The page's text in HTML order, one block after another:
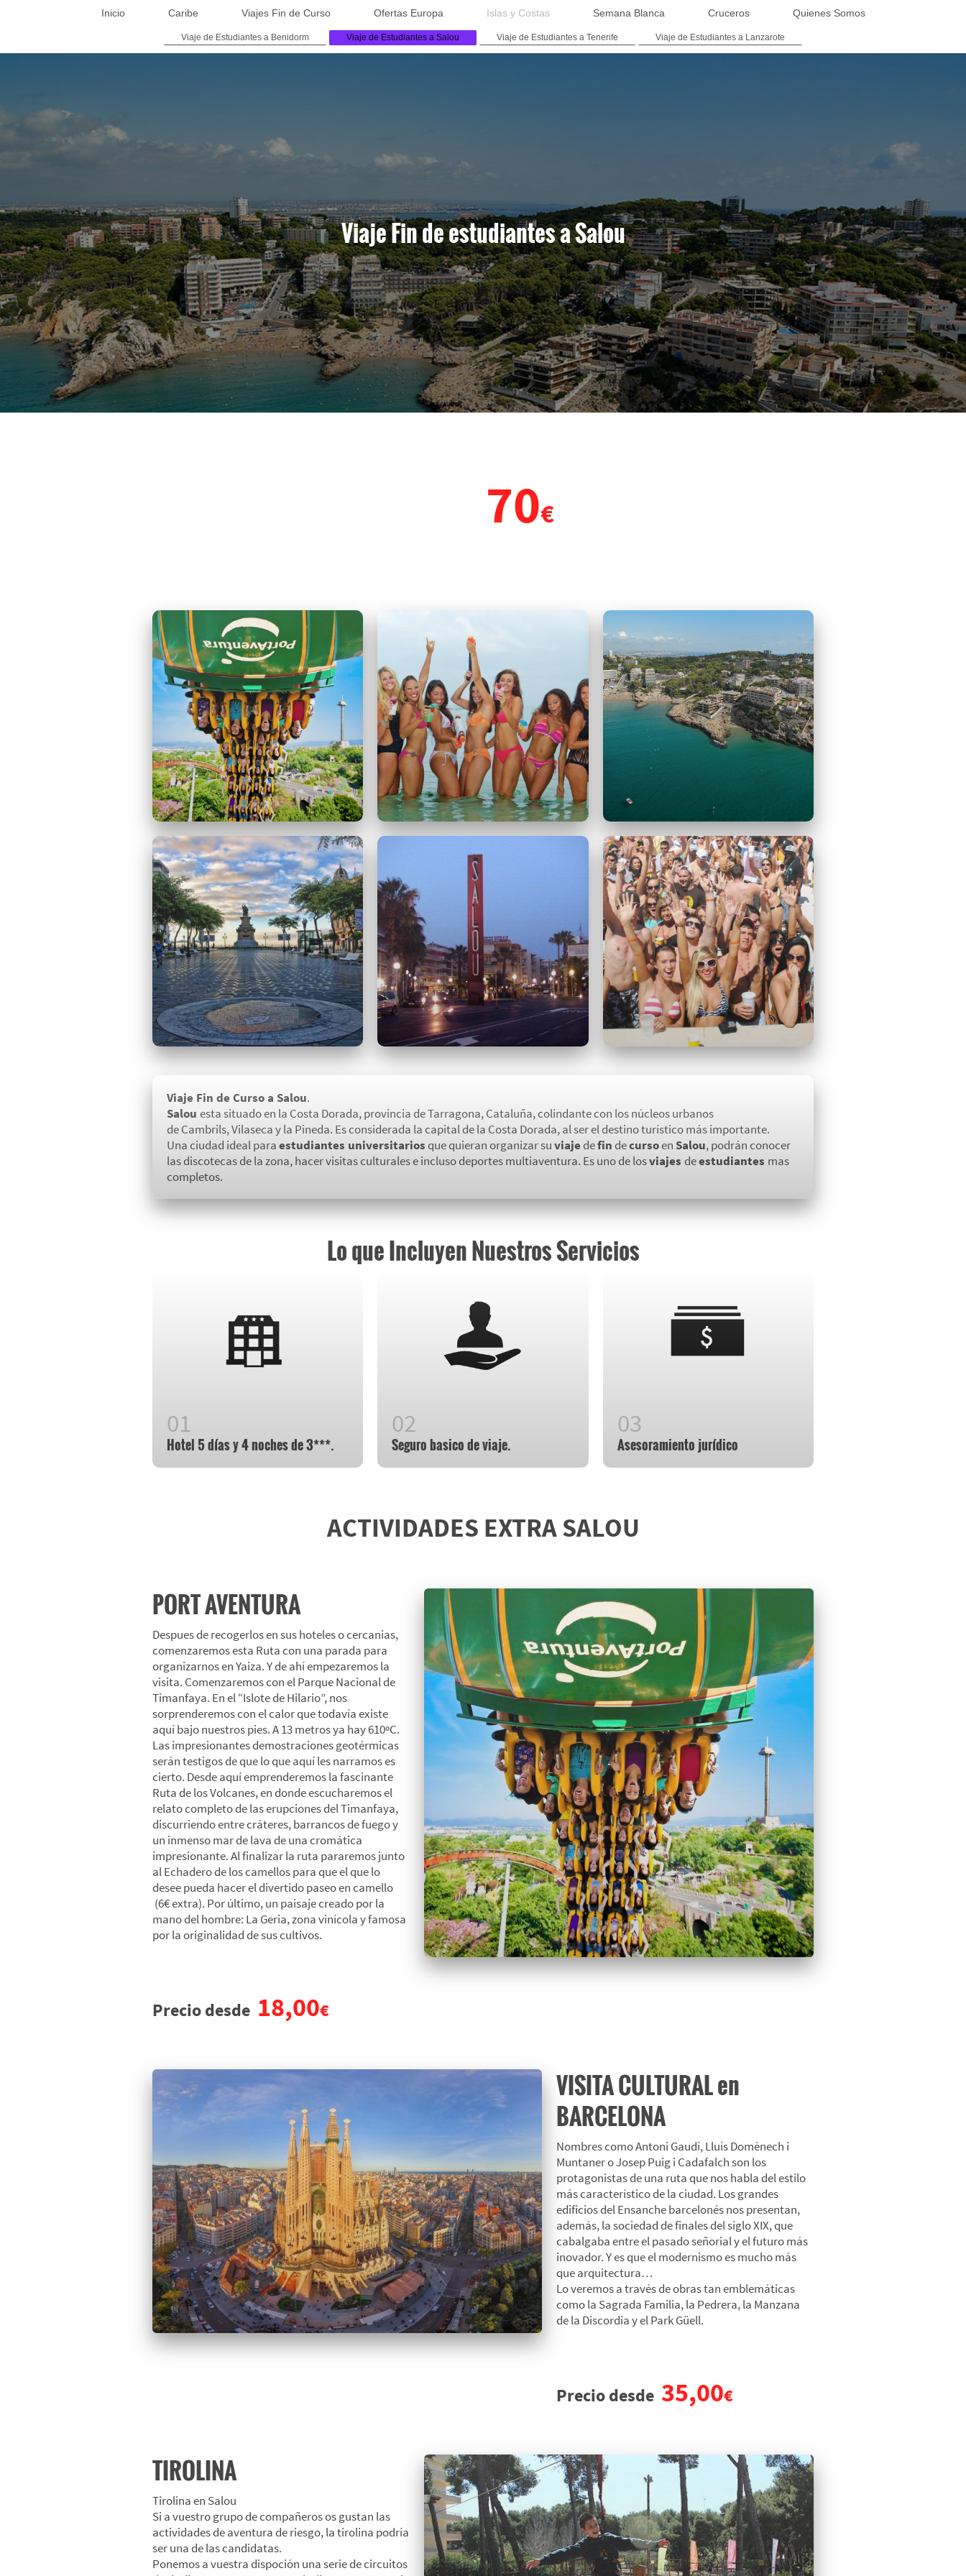
Inicio Caribe Viajes Fin de Curso Ofertas Europa Islas y Costas Semana Blanca Cruceros Quienes Somos
Viaje de Estudiantes a Benidorm Viaje de Estudiantes a Salou Viaje de Estudiantes a Tenerife Viaje de Estudiantes a Lanzarote
Viaje Fin de estudiantes a Salou
70€
Viaje Fin de Curso a Salou.
Salou esta situado en la Costa Dorada, provincia de Tarragona, Cataluña, colindante con los núcleos urbanos
de Cambrils, Vilaseca y la Pineda. Es considerada la capital de la Costa Dorada, al ser el destino turístico más importante.
Una ciudad ideal paraestudiantes universitariosque quieran organizar suviajedefindecursoenSalou, podrán conocer
las discotecas de la zona, hacer visitas culturales e incluso deportes multiaventura. Es uno de losviajes deestudiantes mas
completos.
Lo que Incluyen Nuestros Servicios
Hotel 5 días y 4 noches de 3***. Seguro basico de viaje. Asesoramiento jurídico
ACTIVIDADES EXTRA SALOU
PORT AVENTURA
Despues de recogerlos en sus hoteles o cercanias,
comenzaremos esta Ruta con una parada para
organizarnos en Yaiza. Y de ahí empezaremos la
visita. Comenzaremos con el Parque Nacional de
Timanfaya. En el “Islote de Hilario”, nos
sorprenderemos con el calor que todavía existe
aquí bajo nuestros pies. A 13 metros ya hay 610ºC.
Las impresionantes demostraciones geotérmicas
serán testigos de que lo que aquí les narramos es
cierto. Desde aquí emprenderemos la fascinante
Ruta de los Volcanes, en donde escucharemos el
relato completo de las erupciones del Timanfaya,
discurriendo entre cráteres, barrancos de fuego y
un inmenso mar de lava de una cromática
impresionante. Al finalizar la ruta pararemos junto
al Echadero de los camellos para que el que lo
desee pueda hacer el divertido paseo en camello
(6€ extra). Por último, un paisaje creado por la
mano del hombre: La Geria, zona vinícola y famosa
por la originalidad de sus cultivos.
Precio desde 18,00€
VISITA CULTURAL en
BARCELONA
Nombres como Antoni Gaudí, Lluís Domènech i
Muntaner o Josep Puig i Cadafalch son los
protagonistas de una ruta que nos habla del estilo
más característico de la ciudad. Los grandes
edificios del Ensanche barcelonés nos presentan,
además, la sociedad de finales del siglo XIX, que
cabalgaba entre el pasado señorial y el futuro más
inovador. Y es que el modernismo es mucho más
que arquitectura…
Lo veremos a través de obras tan emblemáticas
como la Sagrada Familia, la Pedrera, la Manzana
de la Discordia y el Park Güell.
Precio desde 35,00€
TIROLINA
Tirolina en Salou
Si a vuestro grupo de compañeros os gustan las
actividades de aventura de riesgo, la tirolina podría
ser una de las candidatas.
Ponemos a vuestra dispoción una serie de circuitos